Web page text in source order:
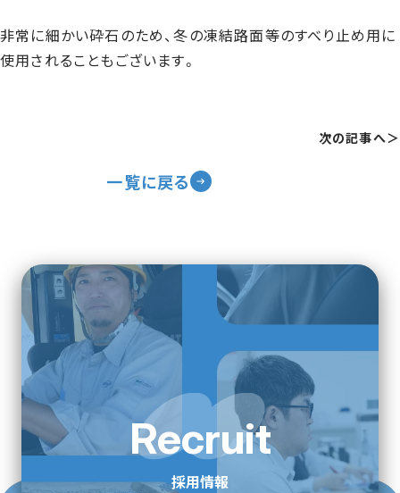
非常に細かい砕石のため、冬の凍結路面等のすべり止め用に
使用されることもございます。
一覧に戻る
次の記事へ＞
Recruit
採用情報